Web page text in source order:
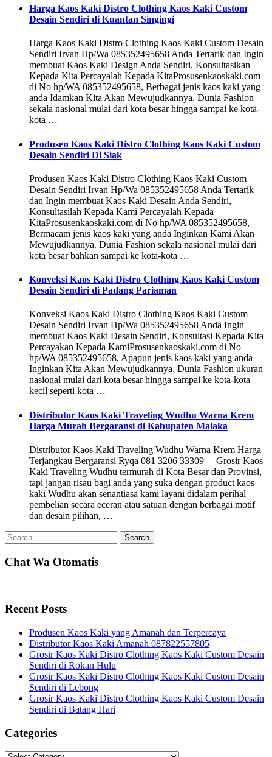
Harga Kaos Kaki Distro Clothing Kaos Kaki Custom
Desain Sendiri di Kuantan Singingi
Harga Kaos Kaki Distro Clothing Kaos Kaki Custom Desain
Sendiri Irvan Hp/Wa 085352495658 Anda Tertarik dan Ingin
membuat Kaos Kaki Design Anda Sendiri, Konsultasikan
Kepada Kita Percayalah Kepada KitaProsusenkaoskaki.com
di No hp/WA 085352495658, Berbagai jenis kaos kaki yang
anda Idamkan Kita Akan Mewujudkannya. Dunia Fashion
sekala nasional mulai dari kota besar hingga sampai ke kota-
kota …
Produsen Kaos Kaki Distro Clothing Kaos Kaki Custom
Desain Sendiri Di Siak
Produsen Kaos Kaki Distro Clothing Kaos Kaki Custom
Desain Sendiri Irvan Hp/Wa 085352495658 Anda Tertarik
dan Ingin membuat Kaos Kaki Desain Anda Sendiri,
Konsultasilah Kepada Kami Percayalah Kepada
KitaProsusenkaoskaki.com di No hp/WA 085352495658,
Bermacam jenis kaos kaki yang anda Inginkan Kami Akan
Mewujudkannya. Dunia Fashion sekala nasional mulai dari
kota besar bahkan sampai ke kota-kota …
Konveksi Kaos Kaki Distro Clothing Kaos Kaki Custom
Desain Sendiri di Padang Pariaman
Konveksi Kaos Kaki Distro Clothing Kaos Kaki Custom
Desain Sendiri Irvan Hp/Wa 085352495658 Anda Ingin
membuat Kaos Kaki Desain Sendiri, Konsultasi Kepada Kita
Percayakan Kepada KamiProsusenkaoskaki.com di No
hp/WA 085352495658, Apapun jenis kaos kaki yang anda
Inginkan Kita Akan Mewujudkannya. Dunia Fashion ukuran
nasional mulai dari kota besar hingga sampai ke kota-kota
kecil seperti kota …
Distributor Kaos Kaki Traveling Wudhu Warna Krem
Harga Murah Bergaransi di Kabupaten Malaka
Distributor Kaos Kaki Traveling Wudhu Warna Krem Harga
Terjangkau Bergaransi Ryqa 081 3206 33309 Grosir Kaos
Kaki Traveling Wudhu termurah di Kota Besar dan Provinsi,
tapi jangan risau bagi anda yang suka dengan product kaos
kaki Wudhu akan senantiasa kami layani didalam perihal
pembelian secara eceran atau satuan dengan berbagai motif
dan desain pilihan, …
Search
for:
Chat Wa Otomatis
Recent Posts
Produsen Kaos Kaki yang Amanah dan Terpercaya
Distributor Kaos Kaki Amanah 087822557805
Grosir Kaos Kaki Distro Clothing Kaos Kaki Custom Desain
Sendiri di Rokan Hulu
Grosir Kaos Kaki Distro Clothing Kaos Kaki Custom Desain
Sendiri di Lebong
Grosir Kaos Kaki Distro Clothing Kaos Kaki Custom Desain
Sendiri di Batang Hari
Categories